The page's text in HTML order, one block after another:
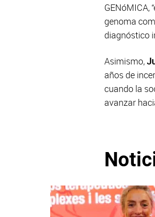
genoma
diagnóstico
Asimismo,
años de
cuando la
avanzar